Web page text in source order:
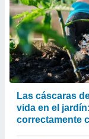
Las cáscaras
vida en el
correctamente